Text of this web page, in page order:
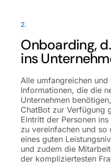
2.
Onboarding,
ins
Alle umfangreichen
Informationen, die die
Unternehmen
ChatBot zur Verfügung
Eintritt der Personen
zu vereinfachen und so
eines guten
und zudem die
der kompliziertesten